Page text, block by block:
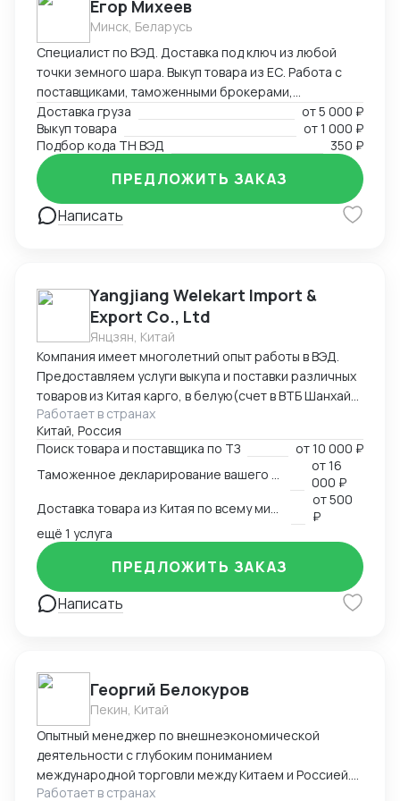
пресс-фильтры, флотационные машины и прочее).
Есть проверенная база производителей из Китая с
качественным оборудованием.
Егор Михеев
Минск, Беларусь
Специалист по ВЭД. Доставка под ключ из любой
точки земного шара. Выкуп товара из ЕС. Работа с
поставщиками, таможенными брокерами,
перевозчиками. Создание и редактирование
документов (любых (прям любых)) под ваши нужды.
Доставка груза от5 000 ₽
Выкуп товара
от1 000 ₽
Подбор кода ТН ВЭД
350 ₽
Написать
ПРЕДЛОЖИТЬ ЗАКАЗ
Yangjiang Welekart Import &
Export Co., Ltd
Янцзян, Китай
Компания имеет многолетний опыт работы в ВЭД.
Предоставляем услуги выкупа и поставки различных
товаров из Китая карго, в белую(счет в ВТБ Шанхай),
под ключ. Помогаем с оформлением различных
сертификатов на территории КНР. В частности, из
за территориального расположения компании,
специализируемся на кухонной утвари, ножах,
маникюрные металлические инструменты и т.п.;
стоматологических металлических инструментах.
Работает в странах
Китай, Россия
Поиск товара и поставщика по ТЗ
от10 000 ₽
от16
000 ₽
от500
₽
ещё 1 услуга
Написать
ПРЕДЛОЖИТЬ ЗАКАЗ
Георгий Белокуров
Пекин, Китай
Опытный менеджер по внешнеэкономической
деятельности с глубоким пониманием
международной торговли между Китаем и Россией.
Более 8 лет практического опыта в сфере импорта,
Работает в странах